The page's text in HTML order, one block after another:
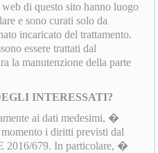
di questo sito hanno luogo
e sono curati solo da
incaricato del trattamento.
essere trattati dal
la manutenzione della parte
INTERESSATI?
ai dati medesimi, �
i diritti previsti dal
2016/679. In particolare, �